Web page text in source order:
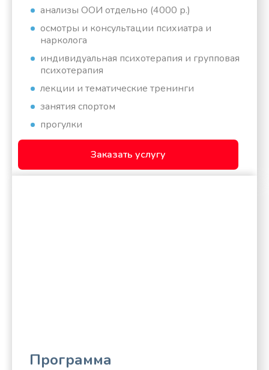
анализы ООИ отдельно (4000 р.)
осмотры и консультации психиатра и
нарколога
индивидуальная психотерапия и групповая
психотерапия
лекции и тематические тренинги
занятия спортом
прогулки
Заказать услугу
Программа